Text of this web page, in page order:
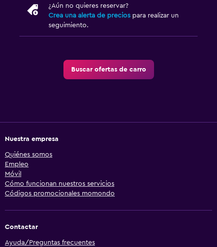
¿Aún no quieres reservar?
Crea una alerta de precios para realizar un
seguimiento.
Buscar ofertas de carro
Nuestra empresa
Quiénes somos
Empleo
Móvil
Cómo funcionan nuestros servicios
Códigos promocionales momondo
Contactar
Ayuda/Preguntas frecuentes